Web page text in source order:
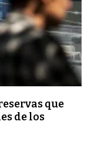
que
de los